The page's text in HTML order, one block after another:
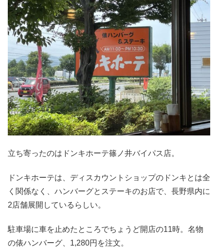
立ち寄ったのはドンキホーテ篠ノ井バイパス店。
ドンキホーテは、ディスカウントショップのドンキとは全
く関係なく、ハンバーグとステーキのお店で、長野県内に
2店舗展開しているらしい。
駐車場に車を止めたところでちょうど開店の11時。名物
の俵ハンバーグ、1,280円を注文。